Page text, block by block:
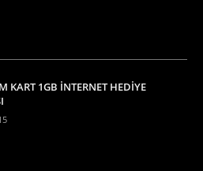
KART 1GB İNTERNET HEDİYE